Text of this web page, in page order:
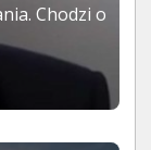
Chodzi o